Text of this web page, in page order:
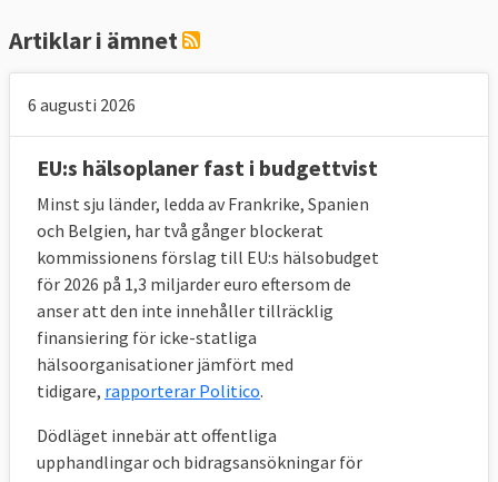
Artiklar i ämnet
6 augusti 2026
EU:s hälsoplaner fast i budgettvist
Minst sju länder, ledda av Frankrike, Spanien
och Belgien, har två gånger blockerat
kommissionens förslag till EU:s hälsobudget
för 2026 på 1,3 miljarder euro eftersom de
anser att den inte innehåller tillräcklig
finansiering för icke-statliga
hälsoorganisationer jämfört med
tidigare, rapporterar Politico.
Dödläget innebär att offentliga
upphandlingar och bidragsansökningar för